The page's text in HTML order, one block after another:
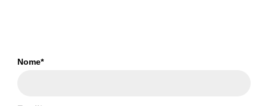
Nome*